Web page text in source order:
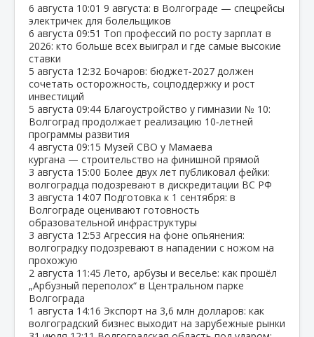
6 августа 10:01 9 августа: в Волгограде — спецрейсы
электричек для болельщиков
6 августа 09:51 Топ профессий по росту зарплат в
2026: кто больше всех выиграл и где самые высокие
ставки
5 августа 12:32 Бочаров: бюджет‑2027 должен
сочетать осторожность, соцподдержку и рост
инвестиций
5 августа 09:44 Благоустройство у гимназии № 10:
Волгоград продолжает реализацию 10‑летней
программы развития
4 августа 09:15 Музей СВО у Мамаева
кургана — строительство на финишной прямой
3 августа 15:00 Более двух лет публиковал фейки:
волгоградца подозревают в дискредитации ВС РФ
3 августа 14:07 Подготовка к 1 сентября: в
Волгограде оценивают готовность
образовательной инфраструктуры
3 августа 12:53 Агрессия на фоне опьянения:
волгоградку подозревают в нападении с ножом на
прохожую
2 августа 11:45 Лето, арбузы и веселье: как прошёл
„Арбузный переполох“ в Центральном парке
Волгограда
1 августа 14:16 Экспорт на 3,6 млн долларов: как
волгоградский бизнес выходит на зарубежные рынки